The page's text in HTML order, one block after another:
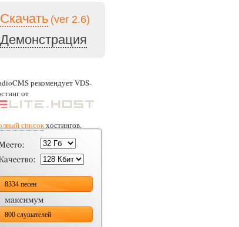
Скачать (ver 2.6)
Демонстрация
рекомендует VDS-
от
списокхостингов.
8334 песен
800 слушателей